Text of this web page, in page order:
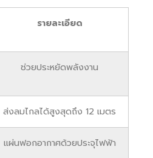
รายละเอียด
ช่วยประหยัดพลังงาน
ส่งลมไกลได้สูงสุดถึง 12 เมตร
แผ่นฟอกอากาศด้วยประจุไฟฟ้า